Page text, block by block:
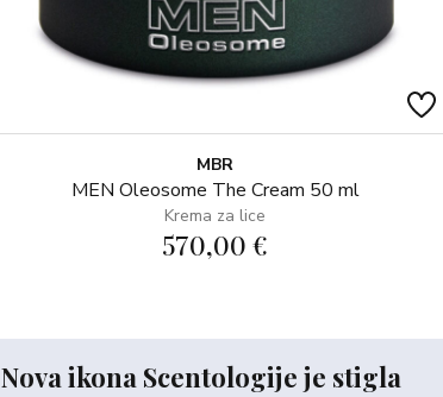
MBR
MEN Oleosome The Cream 50 ml
Krema za lice
570,00 €
Nova ikona Scentologije je stigla